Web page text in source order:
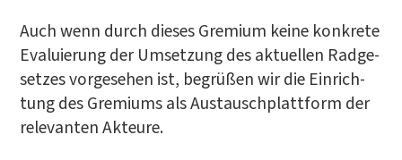
Auch wenn durch die­ses Gre­mi­um kei­ne kon­kre­te
Eva­lu­ie­rung der Umset­zung des aktu­el­len Rad­ge­
set­zes vor­ge­se­hen ist, begrü­ßen wir die Ein­rich­
tung des Gre­mi­ums als Aus­tausch­platt­form der
rele­van­ten Akteure.